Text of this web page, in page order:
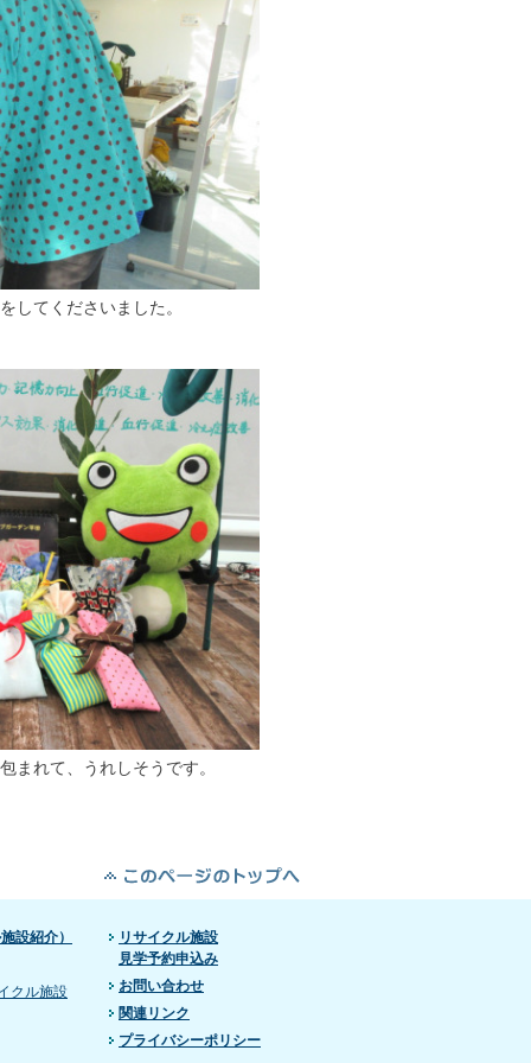
してくださいました。
まれて、うれしそうです。
設紹介）
クル施設
リサイクル施設
見学予約申込み
お問い合わせ
関連リンク
プライバシーポリシー